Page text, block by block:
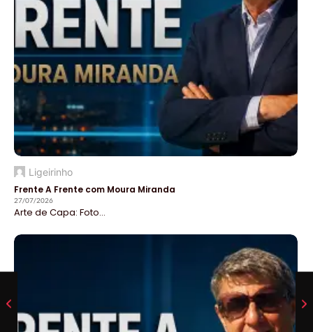
Ligeirinho
Frente A Frente com Moura Miranda
27/07/2026
Arte de Capa: Foto...